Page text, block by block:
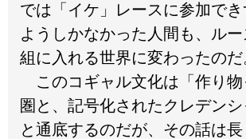
では「イケ」レースに参加で
ようしかなかった人間も、ル
組に入れる世界に変わったのだ
このコギャル文化は「作り
圏と、記号化されたクレデン
と通底するのだが、その話は